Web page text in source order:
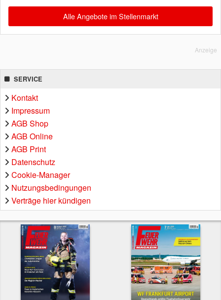
Alle Angebote im Stellenmarkt
Anzeige
SERVICE
Kontakt
Impressum
AGB Shop
AGB Online
AGB Print
Datenschutz
Cookie-Manager
Nutzungsbedingungen
Verträge hier kündigen